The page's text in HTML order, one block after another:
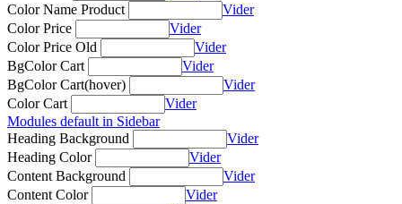
Color Name Product
Vider
Color Price
Vider
Color Price Old
Vider
BgColor Cart
Vider
BgColor Cart(hover)
Vider
Color Cart
Vider
Modules default in Sidebar
Heading Background
Vider
Heading Color
Vider
Content Background
Vider
Content Color
Vider